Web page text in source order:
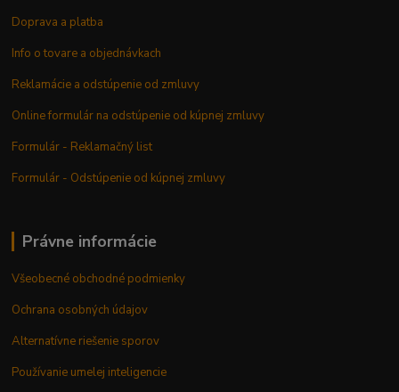
Doprava a platba
Info o tovare a objednávkach
Reklamácie a odstúpenie od zmluvy
Online formulár na odstúpenie od kúpnej zmluvy
Formulár - Reklamačný list
Formulár - Odstúpenie od kúpnej zmluvy
Právne informácie
Všeobecné obchodné podmienky
Ochrana osobných údajov
Alternatívne riešenie sporov
Používanie umelej inteligencie